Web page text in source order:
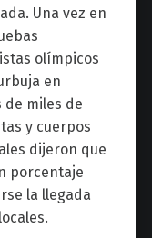
Una vez en
olímpicos
en
de miles de
y cuerpos
dijeron que
porcentaje
la llegada